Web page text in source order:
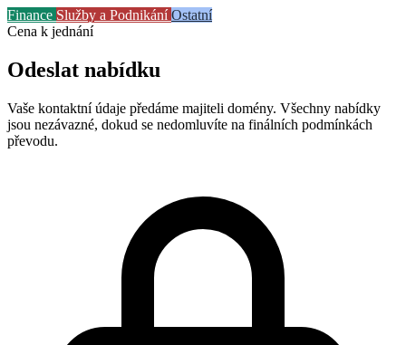
Finance Služby a PodnikáníOstatní
Cena k jednání
Odeslat nabídku
Vaše kontaktní údaje předáme majiteli domény. Všechny nabídky
jsou nezávazné, dokud se nedomluvíte na finálních podmínkách
převodu.